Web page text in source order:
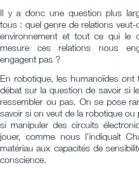
Il y a donc une question plus
tous : quel genre de relations
environnement et tout ce qui le
mesure ces relations nous
engagent pas ?
En robotique, les humanoïdes ont
débat sur la question de savoir si
ressembler ou pas. On se pose
savoir si on veut de la robotique ou
si manipuler des circuits
jouer, comme nous l’indiquait
matériau aux capacités de
conscience.